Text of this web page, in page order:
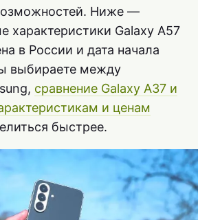
Ниже —
характеристики Galaxy A57
в России и дата начала
выбираете между
сравнение Galaxy A37 и
и ценам
быстрее.